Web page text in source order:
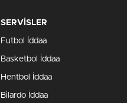
SERVİSLER
Futbol İddaa
Basketbol İddaa
Hentbol İddaa
Bilardo İddaa